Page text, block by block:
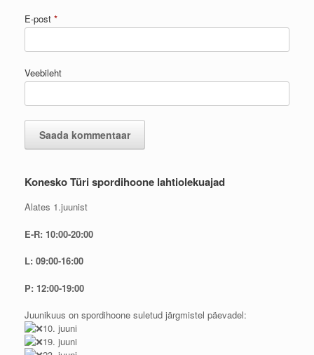
E-post *
Veebileht
Konesko Türi spordihoone lahtiolekuajad
Alates 1.juunist
E-R: 10:00-20:00
L: 09:00-16:00
P: 12:00-19:00
Juunikuus on spordihoone suletud järgmistel päevadel:
10. juuni
19. juuni